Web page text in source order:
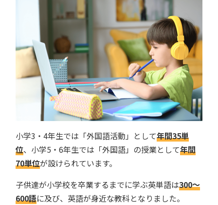
小学3・4年生では「外国語活動」として年間35単
位、小学5・6年生では「外国語」の授業として年間
70単位が設けられています。
子供達が小学校を卒業するまでに学ぶ英単語は300～
600語に及び、英語が身近な教科となりました。